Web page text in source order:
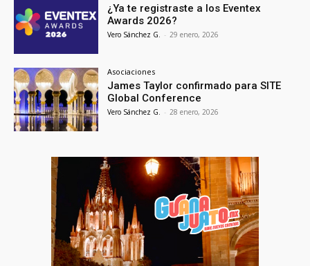
¿Ya te registraste a los Eventex
Awards 2026?
Vero Sánchez G. - 29 enero, 2026
Asociaciones
James Taylor confirmado para SITE
Global Conference
Vero Sánchez G. - 28 enero, 2026